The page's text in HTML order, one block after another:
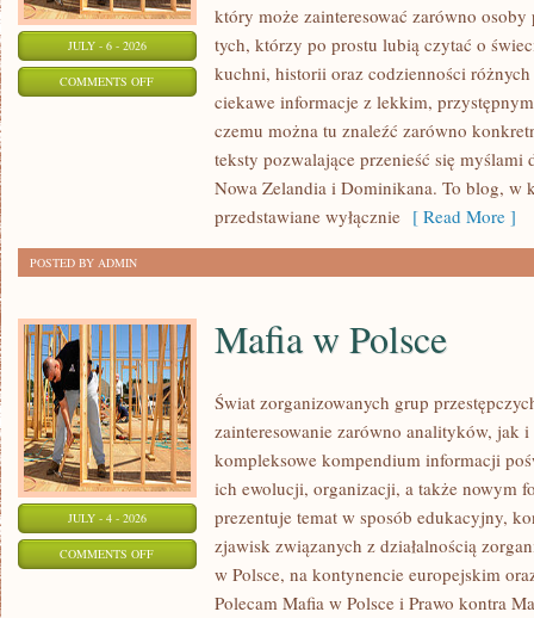
JULY - 6 - 2026
COMMENTS OFFON
który może zainteresować zarówno
tych, którzy po prostu lubią czytać o
kuchni, historii oraz codzienności
ciekawe informacje z lekkim,
czemu można tu znaleźć zarówno
teksty pozwalające przenieść się myślami
Nowa Zelandia i Dominikana. To blog, w
przedstawiane wyłącznie [ Read More ]
POSTED BY ADMIN
JULY - 4 - 2026
COMMENTS OFFON
Mafia w Polsce
Świat zorganizowanych grup
zainteresowanie zarówno analityków, jak
kompleksowe kompendium informacji
ich ewolucji, organizacji, a także nowym
prezentuje temat w sposób edukacyjny,
zjawisk związanych z działalnością
w Polsce, na kontynencie europejskim
Polecam Mafia w Polsce i Prawo kontra